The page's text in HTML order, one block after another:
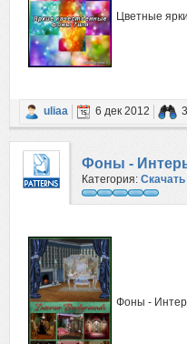
Цветные
uliaa 6 дек 2012
Фоны -
Категория:
Фоны -